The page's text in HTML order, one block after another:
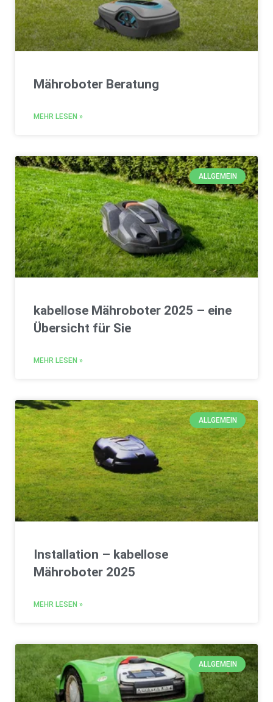
Mähroboter Beratung
MEHR LESEN »
ALLGEMEIN
kabellose Mähroboter 2025 – eine
Übersicht für Sie
MEHR LESEN »
ALLGEMEIN
Installation – kabellose
Mähroboter 2025
MEHR LESEN »
ALLGEMEIN